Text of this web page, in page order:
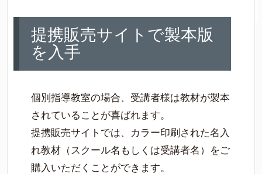
提携販売サイトで製本版
を入手
個別指導教室の場合、受講者様は教材が製本
されていることが喜ばれます。
提携販売サイトでは、カラー印刷された名入
れ教材（スクール名もしくは受講者名）をご
購入いただくことができます。